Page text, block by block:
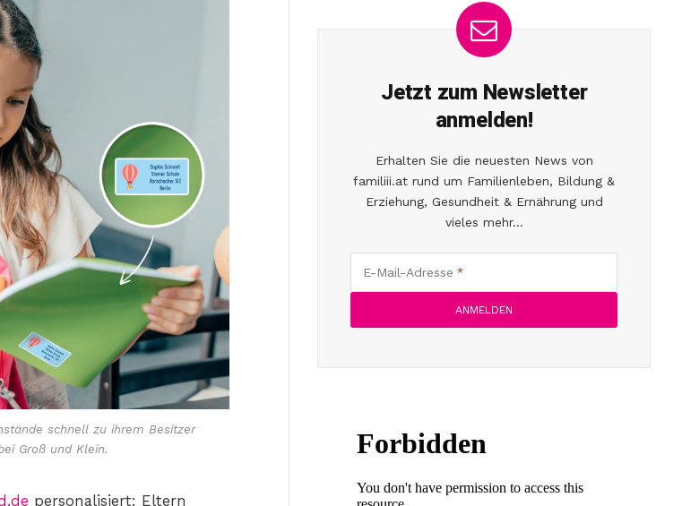
schnell zu ihrem Besitzer
Groß und Klein.
personalisiert: Eltern
Jetzt zum Newsletter
anmelden!
Erhalten Sie die neuesten News von
familiii.at rund um Familienleben, Bildung &
Erziehung, Gesundheit & Ernährung und
vieles mehr...
E-Mail-Adresse